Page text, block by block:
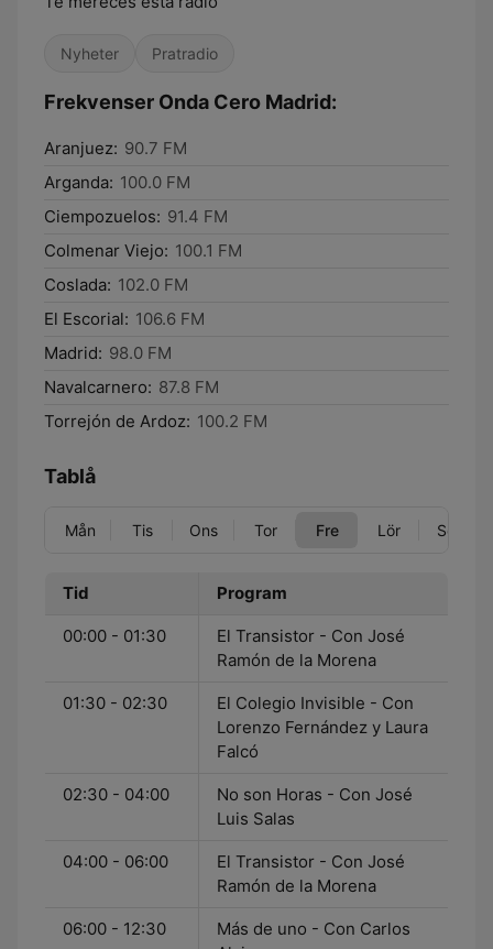
Nyheter Pratradio
Frekvenser Onda Cero Madrid:
Aranjuez: 90.7 FM
Arganda: 100.0 FM
Ciempozuelos: 91.4 FM
Colmenar Viejo: 100.1 FM
Coslada: 102.0 FM
El Escorial: 106.6 FM
Madrid: 98.0 FM
Navalcarnero: 87.8 FM
Torrejón de Ardoz: 100.2 FM
Tablå
Mån Tis Ons Tor Fre Lör Sön
Tid Program
00:00 - 01:30
El Transistor - Con José
Ramón de la Morena
01:30 - 02:30
El Colegio Invisible - Con
Lorenzo Fernández y Laura
Falcó
02:30 - 04:00
No son Horas - Con José
Luis Salas
04:00 - 06:00
El Transistor - Con José
Ramón de la Morena
06:00 - 12:30
Más de uno - Con Carlos